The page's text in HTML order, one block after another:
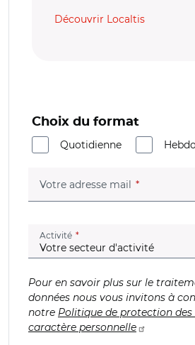
Découvrir Localtis
Choix du format
Quotidienne
Votre adresse mail (champ
Activité (champ obligatoire)
Pour en savoir plus sur le
données nous vous invitons à
notre Politique de protection des
caractère personnelle